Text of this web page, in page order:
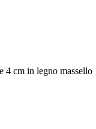
4 cm in legno massello